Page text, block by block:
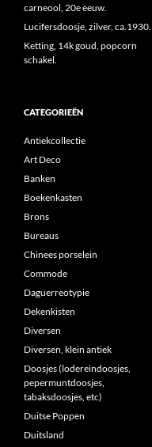
carneool, 20e eeuw.
Lucifersdoosje, zilver, ca.1930.
Ketting, 14k goud, popcorn
schakel.
CATEGORIEËN
Antiekcollectie
Art Deco
Banken
Boekenkasten
Brons
Bureaus
Chinees porselein
Commode
Daguerreotypie
Dekenkisten
Diversen
Diversen, klein antiek
Doosjes (lodereindoosjes,
pepermuntdoosjes,
tabaksdoosjes, etc)
Duitse Poppen
Duitsland